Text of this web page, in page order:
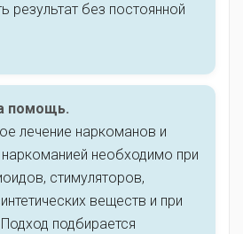
результат без постоянной
помощь.
лечение наркоманов и
необходимо при
стимуляторов,
веществ и при
подбирается